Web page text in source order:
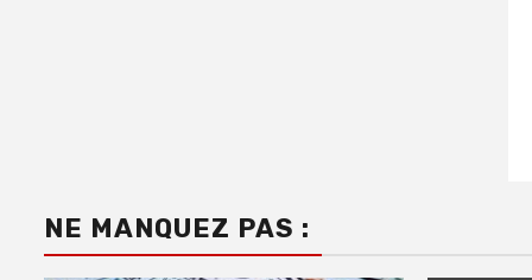
NE MANQUEZ PAS :